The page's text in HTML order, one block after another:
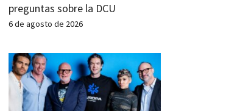
preguntas sobre la DCU
6 de agosto de 2026